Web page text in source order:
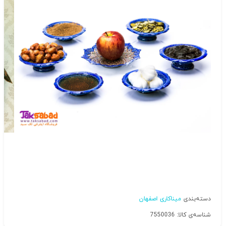
دسته‌بندی میناکاری اصفهان
شناسه‌ی کالا: 7550036